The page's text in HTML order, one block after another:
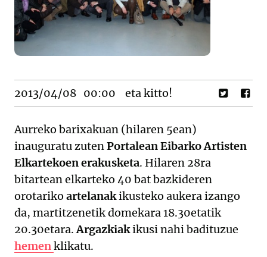
2013/04/08 00:00 eta kitto!
Aurreko barixakuan (hilaren 5ean)
inauguratu zutenPortalean Eibarko Artisten
Elkartekoen erakusketa. Hilaren 28ra
bitartean elkarteko 40 bat bazkideren
orotariko artelanakikusteko aukera izango
da, martitzenetik domekara 18.30etatik
20.30etara.Argazkiakikusi nahi badituzue
hemenklikatu.